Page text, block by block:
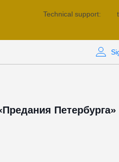
Technical support:
Петербурга»